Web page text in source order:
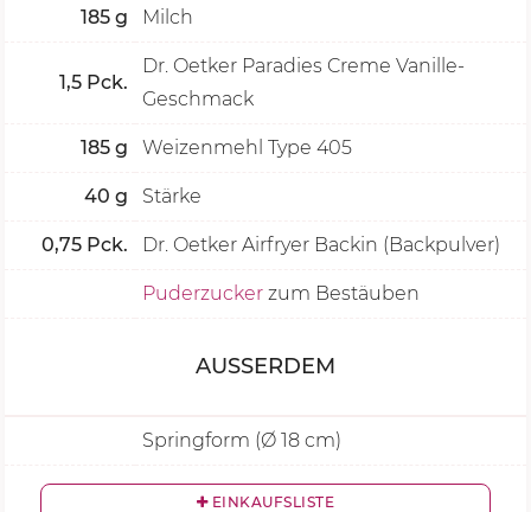
185 g Milch
1,5 Pck.
Dr. Oetker Paradies Creme Vanille-
Geschmack
185 g Weizenmehl Type 405
40 g Stärke
0,75 Pck. Dr. Oetker Airfryer Backin (Backpulver)
Puderzucker zum Bestäuben
AUSSERDEM
Springform (Ø 18 cm)
EINKAUFSLISTE